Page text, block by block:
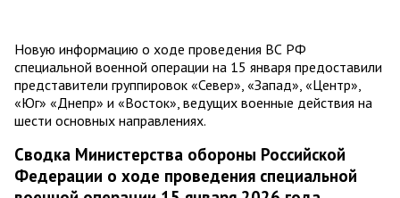
Новую информацию о ходе проведения ВС РФ
специальной военной операции на 15 января предоставили
представители группировок «Север», «Запад», «Центр»,
«Юг» «Днепр» и «Восток», ведущих военные действия на
шести основных направлениях.
Сводка Министерства обороны Российской
Федерации о ходе проведения специальной